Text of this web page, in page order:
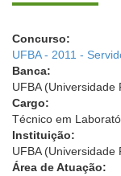
Concurso:
UFBA - 2011 -
Banca:
UFBA (Universidade
Cargo:
Técnico em
Instituição:
UFBA (Universidade
Área de Atuação: